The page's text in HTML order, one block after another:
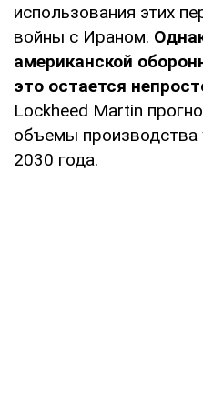
использования этих
войны с Ираном.
американской
это остается
Lockheed Martin
объемы производства
2030 года.